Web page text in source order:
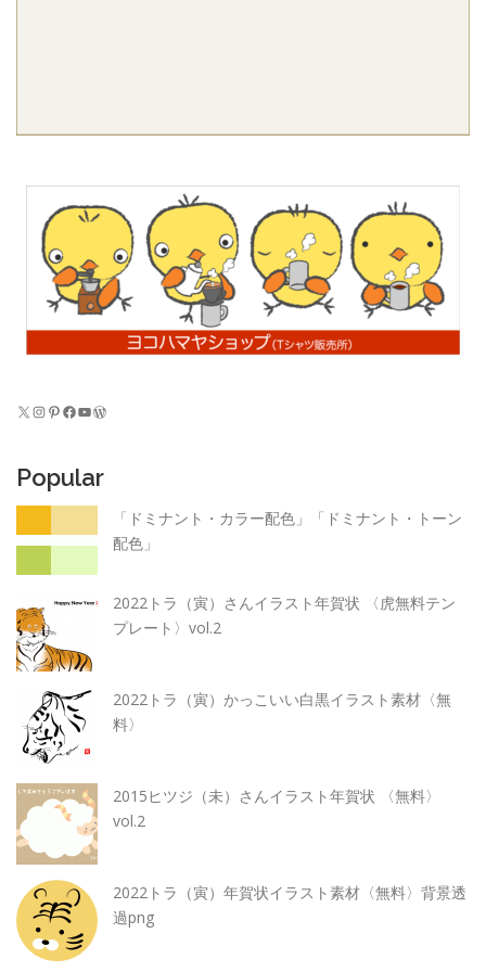
X Instagram Pinterest Facebook YouTube WordPress
Popular
「ドミナント・カラー配色」「ドミナント・トーン
配色」
2022トラ（寅）さんイラスト年賀状 〈虎無料テン
プレート〉vol.2
2022トラ（寅）かっこいい白黒イラスト素材〈無
料〉
2015ヒツジ（未）さんイラスト年賀状 〈無料〉
vol.2
2022トラ（寅）年賀状イラスト素材〈無料〉背景透
過png